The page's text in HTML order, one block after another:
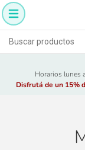
Horarios lunes
Disfrutá de un 15%